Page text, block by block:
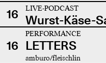
16 LIVE-PODCAST
Wurst-Käse-
16
PERFORMANCE
LETTERS
amburo/fleischlin